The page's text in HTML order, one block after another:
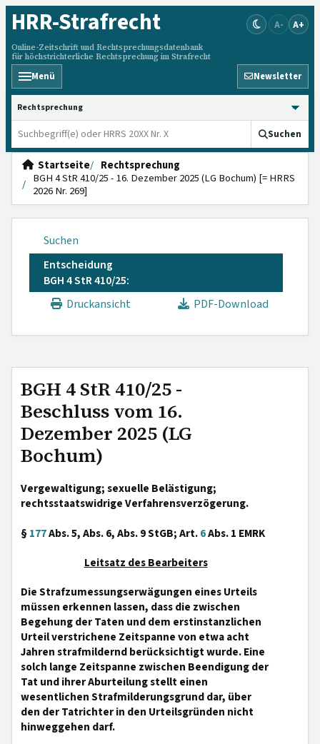
HRR-Strafrecht
Online-Zeitschrift und Rechtsprechungsdatenbank
für höchstrichterliche Rechtsprechung im Strafrecht
A- A+
Menü Newsletter
HRRS durchsuchen
Suchen
Startseite
Rechtsprechung
BGH 4 StR 410/25 - 16. Dezember 2025 (LG Bochum) [= HRRS
2026 Nr. 269]
Suchen
Entscheidung
BGH 4 StR 410/25:
Druckansicht
PDF-Download
BGH 4 StR 410/25 -
Beschluss vom 16.
Dezember 2025 (LG
Bochum)
Vergewaltigung; sexuelle Belästigung;
rechtsstaatswidrige Verfahrensverzögerung.
§177Abs. 5, Abs. 6, Abs. 9 StGB; Art.6Abs. 1 EMRK
Leitsatz des Bearbeiters
Die Strafzumessungserwägungen eines Urteils
müssen erkennen lassen, dass die zwischen
Begehung der Taten und dem erstinstanzlichen
Urteil verstrichene Zeitspanne von etwa acht
Jahren strafmildernd berücksichtigt wurde. Eine
solch lange Zeitspanne zwischen Beendigung der
Tat und ihrer Aburteilung stellt einen
wesentlichen Strafmilderungsgrund dar, über
den der Tatrichter in den Urteilsgründen nicht
hinweggehen darf.